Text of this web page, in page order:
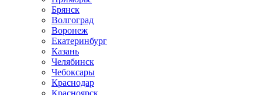
Брянск
Волгоград
Воронеж
Екатеринбург
Казань
Челябинск
Чебоксары
Краснодар
Красноярск